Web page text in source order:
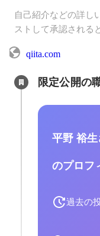
自己紹介などの詳し
ストして承認される
qiita.com
限定公開の
平野 裕生
のプロフ
過去の